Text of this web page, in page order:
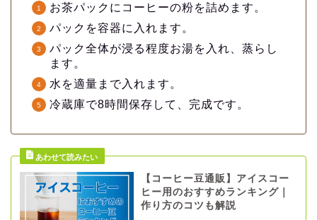
お茶パックにコーヒーの粉を詰めます。
パックを容器に入れます。
パック全体が浸る程度お湯を入れ、蒸らし
ます。
水を適量まで入れます。
冷蔵庫で8時間保存して、完成です。
【コーヒー豆通販】アイスコー
ヒー用のおすすめランキング｜
作り方のコツも解説